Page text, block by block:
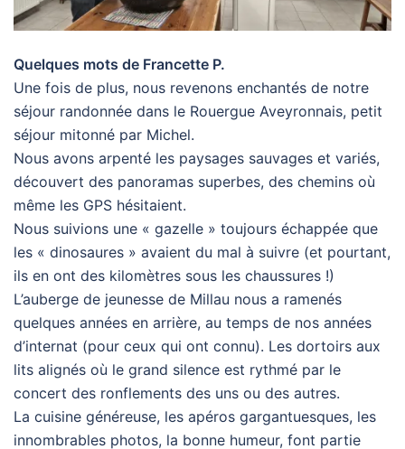
Quelques mots de Francette P.
Une fois de plus, nous revenons enchantés de notre
séjour randonnée dans le Rouergue Aveyronnais, petit
séjour mitonné par Michel.
Nous avons arpenté les paysages sauvages et variés,
découvert des panoramas superbes, des chemins où
même les GPS hésitaient.
Nous suivions une « gazelle » toujours échappée que
les « dinosaures » avaient du mal à suivre (et pourtant,
ils en ont des kilomètres sous les chaussures !)
L’auberge de jeunesse de Millau nous a ramenés
quelques années en arrière, au temps de nos années
d’internat (pour ceux qui ont connu). Les dortoirs aux
lits alignés où le grand silence est rythmé par le
concert des ronflements des uns ou des autres.
La cuisine généreuse, les apéros gargantuesques, les
innombrables photos, la bonne humeur, font partie